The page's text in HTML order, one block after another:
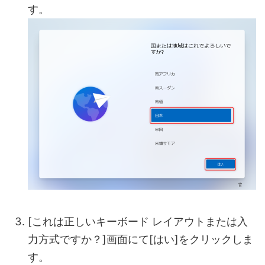
す。
[これは正しいキーボード レイアウトまたは入
力方式ですか？]画面にて[はい]をクリックしま
す。